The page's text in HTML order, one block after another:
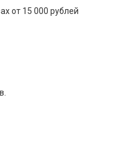
от 15 000 рублей